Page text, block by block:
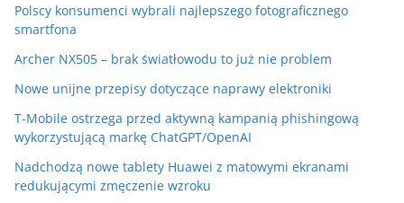
Polscy konsumenci wybrali najlepszego fotograficznego
smartfona
Archer NX505 – brak światłowodu to już nie problem
Nowe unijne przepisy dotyczące naprawy elektroniki
T-Mobile ostrzega przed aktywną kampanią phishingową
wykorzystującą markę ChatGPT/OpenAI
Nadchodzą nowe tablety Huawei z matowymi ekranami
redukującymi zmęczenie wzroku